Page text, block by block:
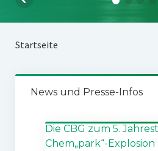
Startseite
News und Presse-Infos
Die CBG zum 5.
Chem„park“-Explosion